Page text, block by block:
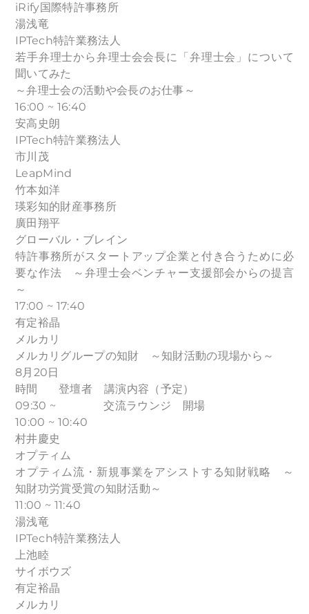
iRify国際特許事務所
湯浅竜
IPTech特許業務法人
若手弁理士から弁理士会会長に「弁理士会」について
聞いてみた
～弁理士会の活動や会長のお仕事～
16:00 ~ 16:40
安高史朗
IPTech特許業務法人
市川茂
LeapMind
竹本如洋
瑛彩知的財産事務所
廣田翔平
グローバル・ブレイン
特許事務所がスタートアップ企業と付き合うために必
要な作法 ～弁理士会ベンチャー支援部会からの提言
～
17:00 ~ 17:40
有定裕晶
メルカリ
メルカリグループの知財 ～知財活動の現場から～
8月20日
時間 登壇者 講演内容（予定）
09:30 ~ 交流ラウンジ 開場
10:00 ~ 10:40
村井慶史
オプティム
オプティム流・新規事業をアシストする知財戦略 ～
知財功労賞受賞の知財活動～
11:00 ~ 11:40
湯浅竜
IPTech特許業務法人
上池睦
サイボウズ
有定裕晶
メルカリ